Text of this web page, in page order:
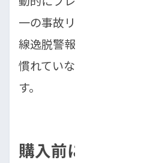
一の事故リスクを大幅に下
線逸脱警報やバックモニタ
慣れていない初心者にとっ
す。
購入前に必ず車両